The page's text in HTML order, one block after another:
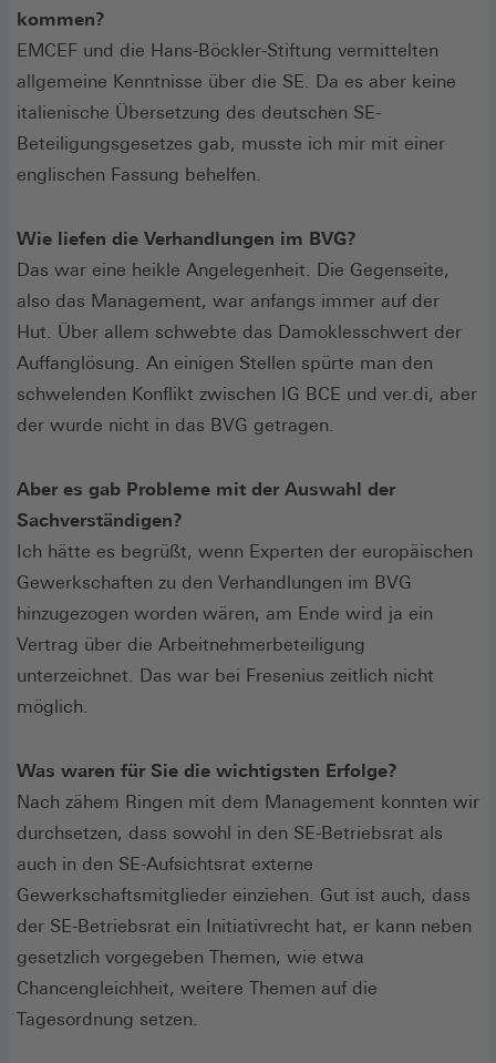
kommen?
EMCEF und die Hans-Böckler-Stiftung vermittelten
allgemeine Kenntnisse über die SE. Da es aber keine
italienische Übersetzung des deutschen SE-
Beteiligungsgesetzes gab, musste ich mir mit einer
englischen Fassung behelfen.
Wie liefen die Verhandlungen im BVG?
Das war eine heikle Angelegenheit. Die Gegenseite,
also das Management, war anfangs immer auf der
Hut. Über allem schwebte das Damoklesschwert der
Auffanglösung. An einigen Stellen spürte man den
schwelenden Konflikt zwischen IG BCE und ver.di, aber
der wurde nicht in das BVG getragen.
Aber es gab Probleme mit der Auswahl der
Sachverständigen?
Ich hätte es begrüßt, wenn Experten der europäischen
Gewerkschaften zu den Verhandlungen im BVG
hinzugezogen worden wären, am Ende wird ja ein
Vertrag über die Arbeitnehmerbeteiligung
unterzeichnet. Das war bei Fresenius zeitlich nicht
möglich.
Was waren für Sie die wichtigsten Erfolge?
Nach zähem Ringen mit dem Management konnten wir
durchsetzen, dass sowohl in den SE-Betriebsrat als
auch in den SE-Aufsichtsrat externe
Gewerkschaftsmitglieder einziehen. Gut ist auch, dass
der SE-Betriebsrat ein Initiativrecht hat, er kann neben
gesetzlich vorgegeben Themen, wie etwa
Chancengleichheit, weitere Themen auf die
Tagesordnung setzen.